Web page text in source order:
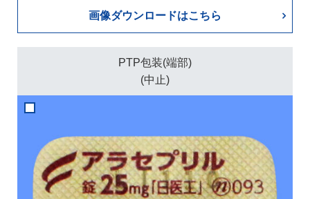
画像ダウンロードはこちら
PTP包装(端部)
(中止)